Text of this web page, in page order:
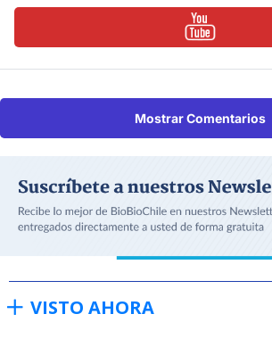
Mostrar Comentarios
VISTO AHORA